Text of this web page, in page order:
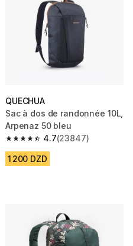
QUECHUA
Sac à dos de randonnée 10L,
Arpenaz 50 bleu
4.7
4.7 out of 5 stars from 23847
(23847)
1 200 DZD